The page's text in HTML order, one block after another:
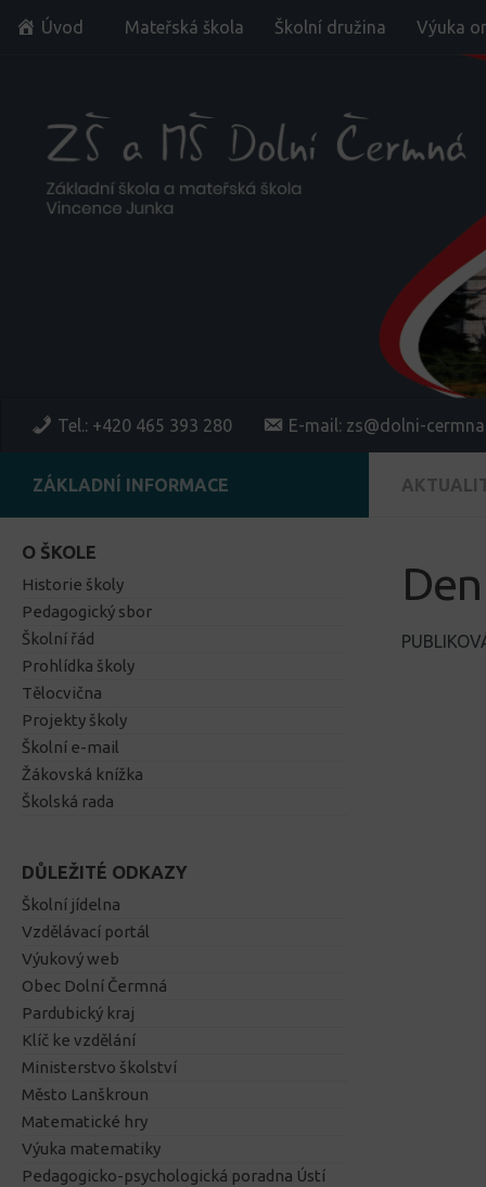
Skip to content
Úvod Mateřská škola Školní družina Výuka
Tel.: +420 465 393 280 E-mail: zs@dolni-
ZÁKLADNÍ INFORMACE
O ŠKOLE
Historie školy
Pedagogický sbor
Školní řád
Prohlídka školy
Tělocvična
Projekty školy
Školní e-mail
Žákovská knížka
Školská rada
DŮLEŽITÉ ODKAZY
Školní jídelna
Vzdělávací portál
Výukový web
Obec Dolní Čermná
Pardubický kraj
Klíč ke vzdělání
Ministerstvo školství
Město Lanškroun
Matematické hry
Výuka matematiky
Pedagogicko-psychologická poradna Ústí